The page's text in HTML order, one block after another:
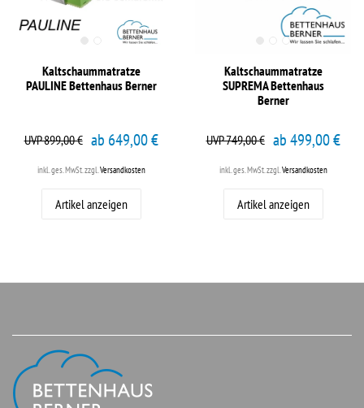
Kaltschaummatratze
PAULINE Bettenhaus Berner
UVP 899,00 € ab 649,00 €
inkl. ges. MwSt.zzgl.Versandkosten
Artikel anzeigen
Kaltschaummatratze
SUPREMA Bettenhaus
Berner
UVP 749,00 € ab 499,00 €
inkl. ges. MwSt.zzgl.Versandkosten
Artikel anzeigen